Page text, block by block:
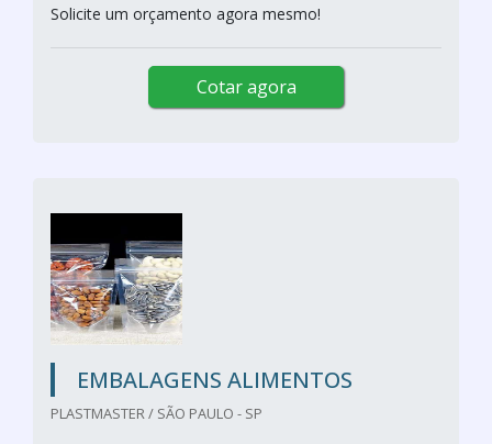
Solicite um orçamento agora mesmo!
Cotar agora
EMBALAGENS ALIMENTOS
PLASTMASTER / SÃO PAULO - SP